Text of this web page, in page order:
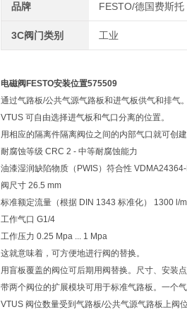
品牌 FESTO/德国费斯托
3C阀门类别 工业
电磁阀FESTO安装位置575509
通过气路板/公共气源气路板和进气板供气和排气。
VTUS 可自由选择进气板和气口分离的位置。
用相应的隔离件隔离阀位之间的内部气口就可创建
耐腐蚀等级 CRC 2 - 中等耐腐蚀能力
油漆湿润缺陷物质（PWIS）符合性
阀尺寸 26.5 mm
标准额定流量（根据 DIN 1343 标准化） 1300 l/
工作气口 G1/4
工作压力 0.25 Mpa ... 1 Mpa
这就意味着，可方便地进行阀的替换。
用盲板覆盖的阀位可后期用阀替换。尺寸、安装
带两个阀位的扩展模块可用于标准气路板。
VTUS 阀位数量受到气路板/公共气源气路板上阀位